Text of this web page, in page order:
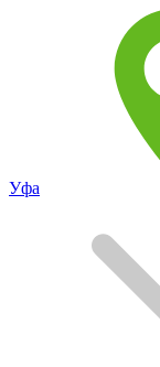
Уфа